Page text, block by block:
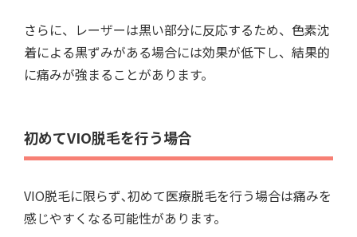
さらに、レーザーは黒い部分に反応するため、色素沈
着による黒ずみがある場合には効果が低下し、結果的
に痛みが強まることがあります。
初めてVIO脱毛を行う場合
VIO脱毛に限らず､初めて医療脱毛を行う場合は痛みを
感じやすくなる可能性があります。